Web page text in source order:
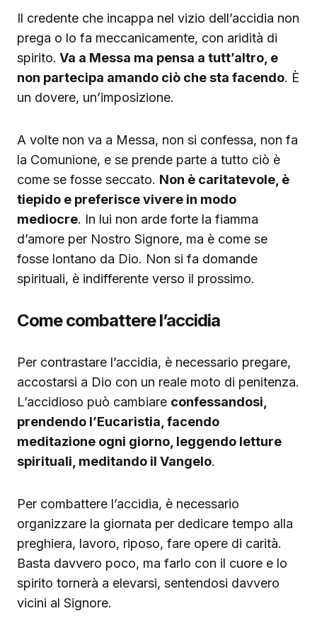
Il credente che incappa nel vizio dell’accidia non
prega o lo fa meccanicamente, con aridità di
spirito. Va a Messa ma pensa a tutt’altro, e
non partecipa amando ciò che sta facendo. È
un dovere, un’imposizione.
A volte non va a Messa, non si confessa, non fa
la Comunione, e se prende parte a tutto ciò è
come se fosse seccato. Non è caritatevole, è
tiepido e preferisce vivere in modo
mediocre. In lui non arde forte la fiamma
d’amore per Nostro Signore, ma è come se
fosse lontano da Dio. Non si fa domande
spirituali, è indifferente verso il prossimo.
Come combattere l’accidia
Per contrastare l’accidia, è necessario pregare,
accostarsi a Dio con un reale moto di penitenza.
L’accidioso può cambiare confessandosi,
prendendo l’Eucaristia, facendo
meditazione ogni giorno, leggendo letture
spirituali, meditando il Vangelo.
Per combattere l’accidia, è necessario
organizzare la giornata per dedicare tempo alla
preghiera, lavoro, riposo, fare opere di carità.
Basta davvero poco, ma farlo con il cuore e lo
spirito tornerà a elevarsi, sentendosi davvero
vicini al Signore.